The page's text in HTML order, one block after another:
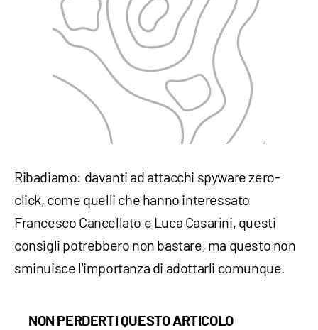
Ribadiamo: davanti ad attacchi spyware zero-
click, come quelli che hanno interessato
Francesco Cancellato e Luca Casarini, questi
consigli potrebbero non bastare, ma questo non
sminuisce l'importanza di adottarli comunque.
NON PERDERTI QUESTO ARTICOLO